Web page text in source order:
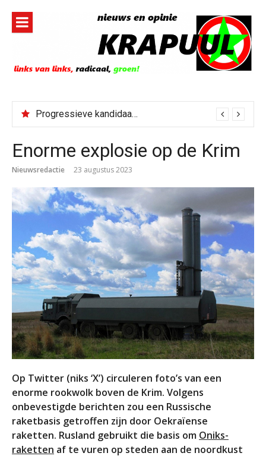
inhoud
Progressieve kandidaat El-Sayed senaatskandidaat Michigan
Enorme explosie op de Krim
Nieuwsredactie 23 augustus 2023
Op Twitter (niks ‘X’) circuleren foto’s van een
enorme rookwolk boven de Krim. Volgens
onbevestigde berichten zou een Russische
raketbasis getroffen zijn door Oekraïense
raketten. Rusland gebruikt die basis om Oniks-
raketten af te vuren op steden aan de noordkust